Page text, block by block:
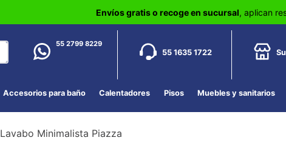
Envíos gratis o recoge en sucursal, aplican
55 2799 8229
55 1635 1722
Accesorios para baño Calentadores Pisos Muebles y sanitarios
Lavabo Minimalista Piazza